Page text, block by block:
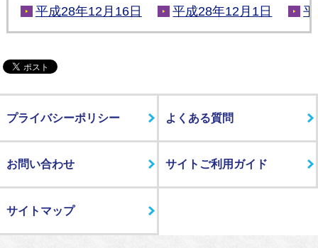
平成28年12月16日 平成28年12月1日
プライバシーポリシー よくある質問
お問い合わせ サイトご利用ガイド
サイトマップ